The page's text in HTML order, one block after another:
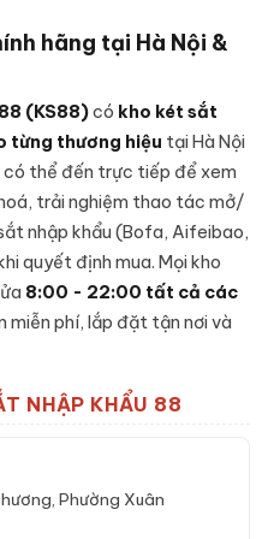
hãng
được chế tạo theo
gia công cẩn thận:
độ cao, sơn tĩnh điện cao cấp
theo thời gian sử dụng.
bê-tông chống cháy
độ cao - giữ tài sản, giấy
vách nhung chống trầy
phụ tiện lợi.
đặc dày, gờ cánh khít với
toàn diện.
hãng tại Hà Nội &
(KS88)có kho két sắt
từng thương hiệu tại Hà Nội
có thể đến trực tiếp để xem
trải nghiệm thao tác mở/
nhập khẩu (Bofa, Aifeibao,
quyết định mua. Mọi kho
8:00 - 22:00 tất cả các
miễn phí, lắp đặt tận nơi và
NHẬP KHẨU 88
Phường Xuân